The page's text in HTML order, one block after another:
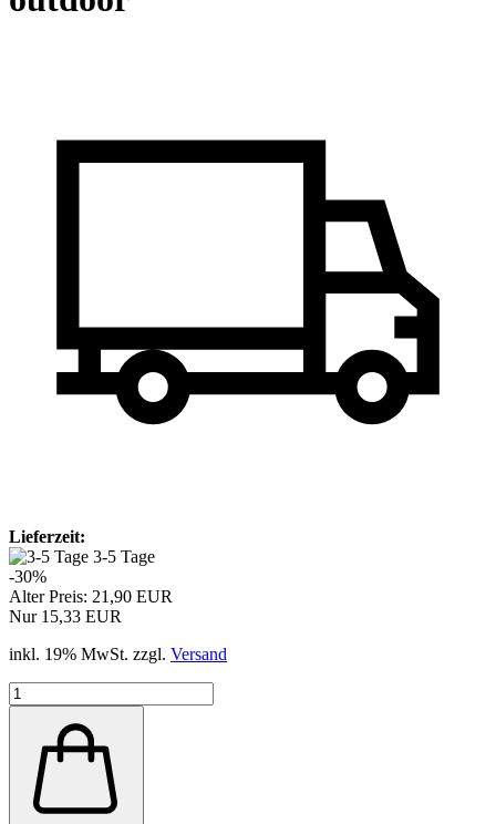
Lieferzeit:
3-5 Tage
-30%
Alter Preis: 21,90 EUR
Nur 15,33 EUR
inkl. 19% MwSt. zzgl. Versand